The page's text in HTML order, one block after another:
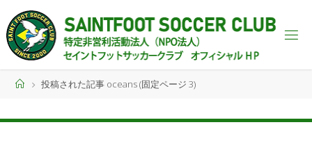
投稿された記事 oceans(固定ページ 3)